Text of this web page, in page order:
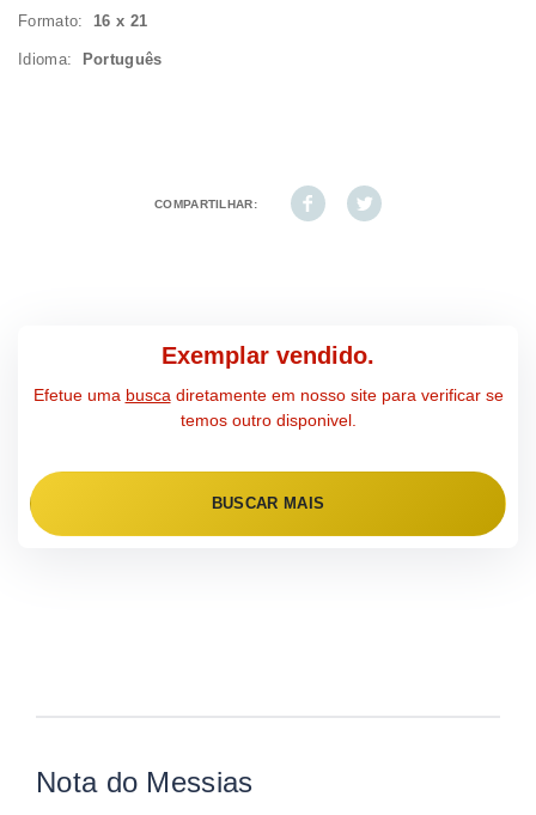
Formato: 16 x 21
Idioma: Português
COMPARTILHAR:
Exemplar vendido.
Efetue uma busca diretamente em nosso site para verificar se
temos outro disponivel.
BUSCAR MAIS
Nota do Messias